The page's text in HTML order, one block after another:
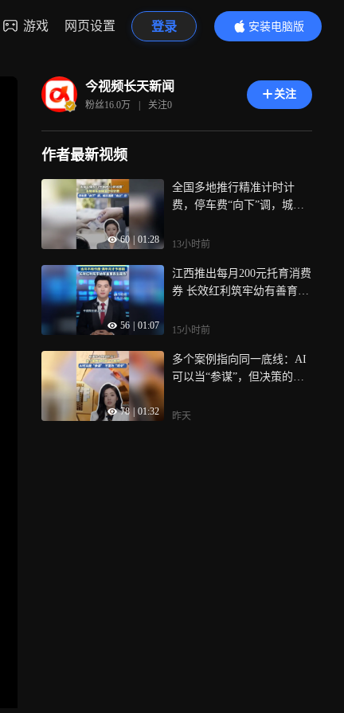
游戏 网页设置 登录
安装电脑版
内容更精彩
今视频长天新闻
粉丝16.0万 | 关注0
关注
作者最新视频
60 01:28
全国多地推行精准计时计
费，停车费“向下”调，城市
13小时前
56 01:07
江西推出每月200元托育消费
券 长效红利筑牢幼有善育民
15小时前
78 01:32
多个案例指向同一底线：AI
可以当“参谋”，但决策的权
昨天